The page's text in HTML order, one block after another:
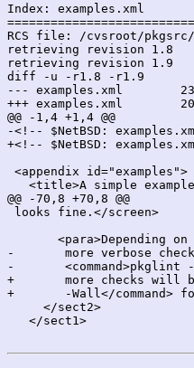
Index: examples.xml
RCS file: /cvsroot/
retrieving revision 1.8
retrieving revision 1.9
diff -u -r1.8 -r1.9
--- examples.xml	23 Oct 2005 11:25:58 -0000	1.8
+++ examples.xml	20 Nov 2005 17:14:26 -0000	1.9
@@ -1,4 +1,4 @@
-<!-- $NetBSD:
+<!-- $NetBSD:
<appendix id="examples">
<title>A simple
@@ -70,8 +70,8 @@
looks fine.</screen>
<para>Depending on
-	more verbose checks will be performed. Use e.g.
-	<command>pkglint -v</command> for a very verbose check.</para>
+	more checks will be performed. Use e.g. <command>pkglint -Call
+	-Wall</command> for a very thorough check.</para>
     </sect2>
   </sect1>